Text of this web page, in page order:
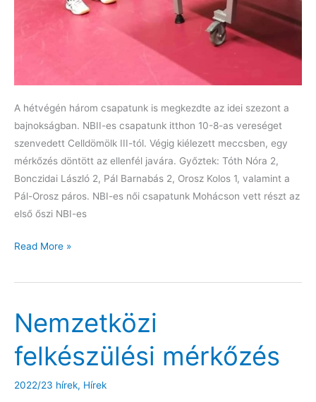
A hétvégén három csapatunk is megkezdte az idei szezont a
bajnokságban. NBII-es csapatunk itthon 10-8-as vereséget
szenvedett Celldömölk III-tól. Végig kiélezett meccsben, egy
mérkőzés döntött az ellenfél javára. Győztek: Tóth Nóra 2,
Bonczidai László 2, Pál Barnabás 2, Orosz Kolos 1, valamint a
Pál-Orosz páros. NBI-es női csapatunk Mohácson vett részt az
első őszi NBI-es
Elkezdődött
bajnoki
Read More »
Nemzetközi
felkészülési mérkőzés
2022/23 hírek, Hírek